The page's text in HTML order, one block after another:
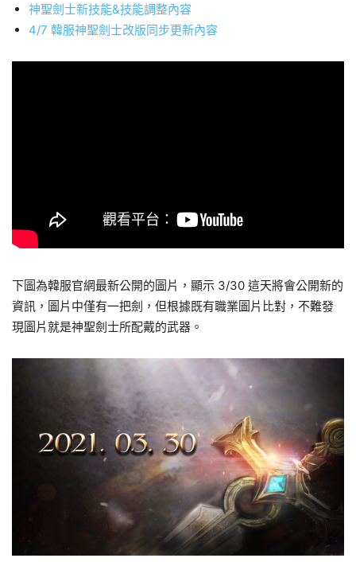
神聖劍士新技能&技能調整內容
4/7 韓服神聖劍士改版同步更新內容
下圖為韓服官網最新公開的圖片，顯示 3/30 這天將會公開新的
資訊，圖片中僅有一把劍，但根據既有職業圖片比對，不難發
現圖片就是神聖劍士所配戴的武器。